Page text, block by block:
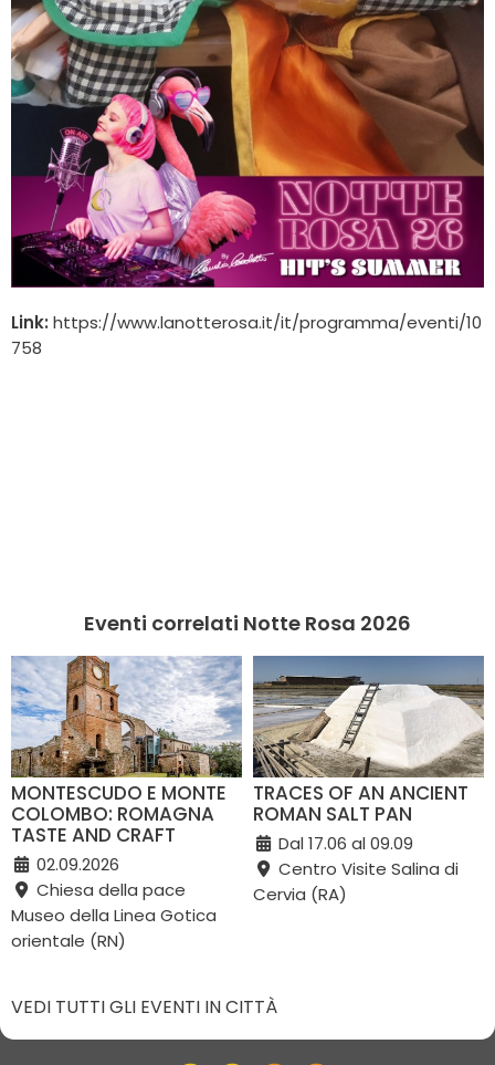
Link: https://www.lanotterosa.it/it/programma/eventi/10
758
Eventi correlati Notte Rosa 2026
MONTESCUDO E MONTE
COLOMBO: ROMAGNA
TASTE AND CRAFT
02.09.2026
Chiesa della pace
Museo della Linea Gotica
orientale (RN)
TRACES OF AN ANCIENT
ROMAN SALT PAN
Dal 17.06 al 09.09
Centro Visite Salina di
Cervia (RA)
VEDI TUTTI GLI EVENTI IN CITTÀ